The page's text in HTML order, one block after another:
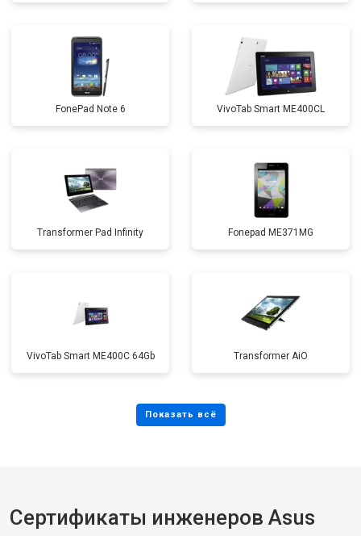
FonePad Note 6 VivoTab Smart ME400CL
Transformer Pad Infinity Fonepad ME371MG
VivoTab Smart ME400C 64Gb Transformer AiO
Сертификаты инженеров Asus